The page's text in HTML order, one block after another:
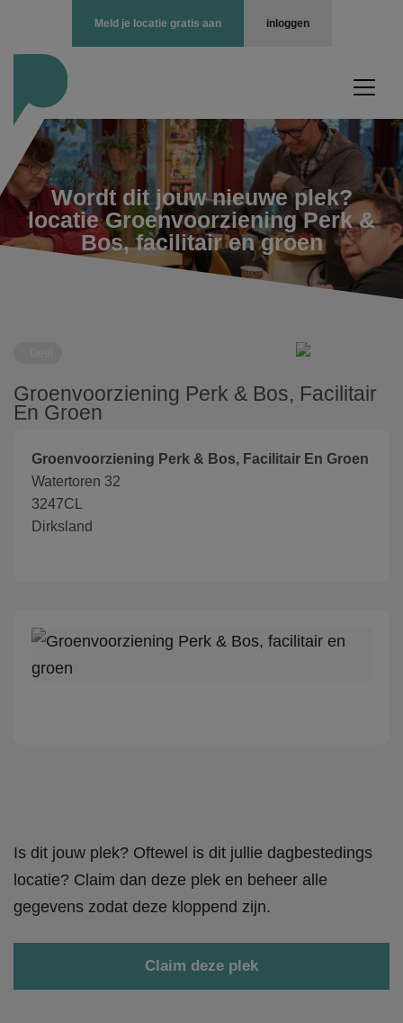
inloggen
Meld je locatie gratis aan
Wordt dit jouw nieuwe plek?
locatie Groenvoorziening Perk &
Bos, facilitair en groen
Groenvoorziening Perk & Bos, Facilitair
En Groen
Groenvoorziening Perk & Bos, Facilitair En Groen
Watertoren 32
3247CL
Dirksland
Is dit jouw plek? Oftewel is dit jullie dagbestedings
locatie? Claim dan deze plek en beheer alle
gegevens zodat deze kloppend zijn.
Claim deze plek